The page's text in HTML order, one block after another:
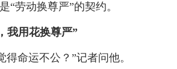
“劳动换尊严”的契约。
我用花换尊严”
得命运不公？”记者问他。